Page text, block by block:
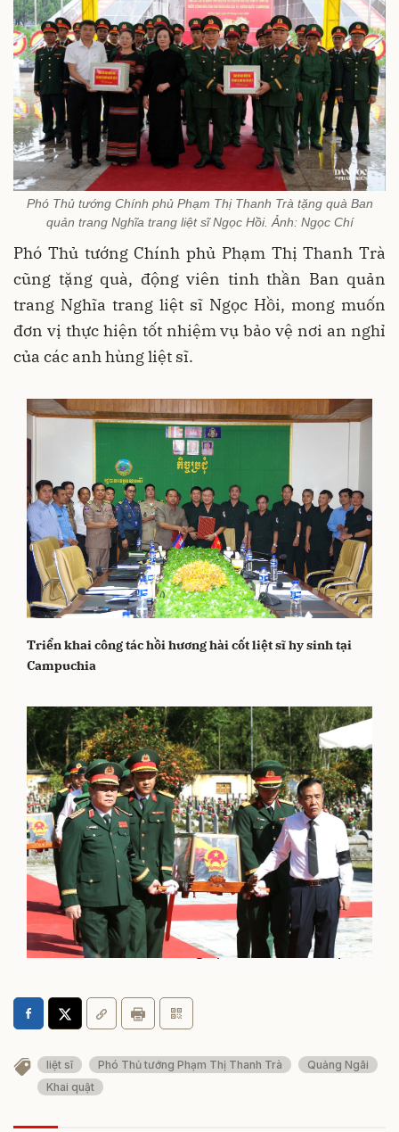
Phó Thủ tướng Chính phủ Phạm Thị Thanh Trà tặng quà Ban
quản trang Nghĩa trang liệt sĩ Ngọc Hồi. Ảnh: Ngọc Chí
Phó Thủ tướng Chính phủ Phạm Thị Thanh Trà
cũng tặng quà, động viên tinh thần Ban quản
trang Nghĩa trang liệt sĩ Ngọc Hồi, mong muốn
đơn vị thực hiện tốt nhiệm vụ bảo vệ nơi an nghỉ
của các anh hùng liệt sĩ.
Triển khai công tác hồi hương hài cốt liệt sĩ hy sinh tại
Campuchia
Thanh Hóa: Đón 19 Anh hùng liệt sĩ trở về với đất mẹ
liệt sĩ Phó Thủ tướng Phạm Thị Thanh Trà
Quảng Ngãi
Khai quật